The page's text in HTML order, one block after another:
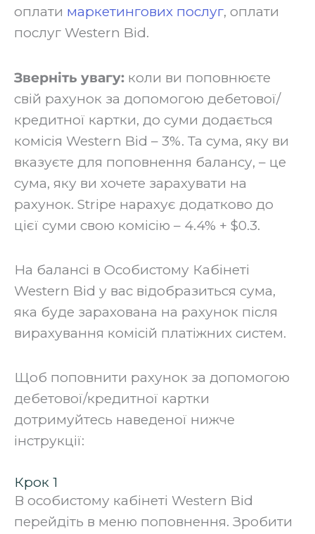
оплати маркетингових послуг, оплати
послуг Western Bid.
Зверніть увагу: коли ви поповнюєте
свій рахунок за допомогою дебетової/
кредитної картки, до суми додається
комісія Western Bid – 3%. Та сума, яку ви
вказуєте для поповнення балансу, – це
сума, яку ви хочете зарахувати на
рахунок. Stripe нарахує додатково до
цієї суми свою комісію – 4.4% + $0.3.
‍На балансі в Особистому Кабінеті
Western Bid у вас відобразиться сума,
яка буде зарахована на рахунок після
вирахування комісій платіжних систем.
Щоб поповнити рахунок за допомогою
дебетової/кредитної картки
дотримуйтесь наведеної нижче
інструкції:
Крок 1
В особистому кабінеті Western Bid
перейдіть в меню поповнення. Зробити